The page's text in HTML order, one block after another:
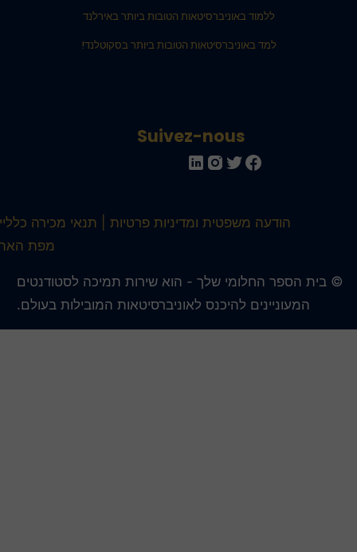
ללמוד באוניברסיטאות הטובות ביותר באירלנד
למד באוניברסיטאות הטובות ביותר בסקוטלנד!
Suivez-nous
הודעה משפטית ומדיניות פרטיות
תנאי מכירה כלליים
מפת האתר
בית הספר החלומי שלך - הוא שירות תמיכה לסטודנטים
המעוניינים להיכנס לאוניברסיטאות המובילות בעולם.